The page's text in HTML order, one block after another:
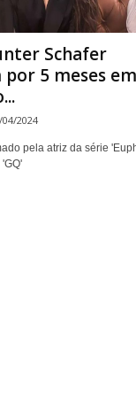
Schafer
5 meses em
04/2024
pela atriz da série